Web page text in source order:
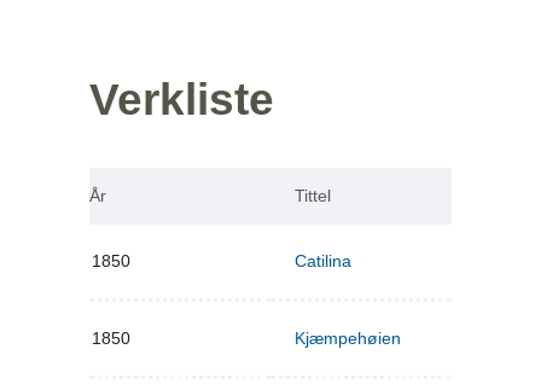
Verkliste
År Tittel
1850 Catilina
1850 Kjæmpehøien